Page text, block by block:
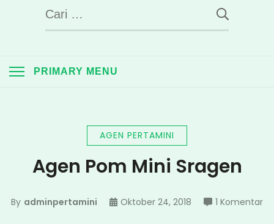
Cari
untuk:
PRIMARY MENU
AGEN PERTAMINI
Agen Pom Mini Sragen
By adminpertamini Oktober 24, 2018 1 Komentar